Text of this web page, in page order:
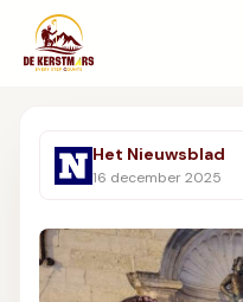
Over ons
Beleving
STEUN ONS
Het Nieuwsblad
16 december 2025